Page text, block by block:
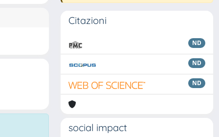
Citazioni
ND
ND
ND
social impact